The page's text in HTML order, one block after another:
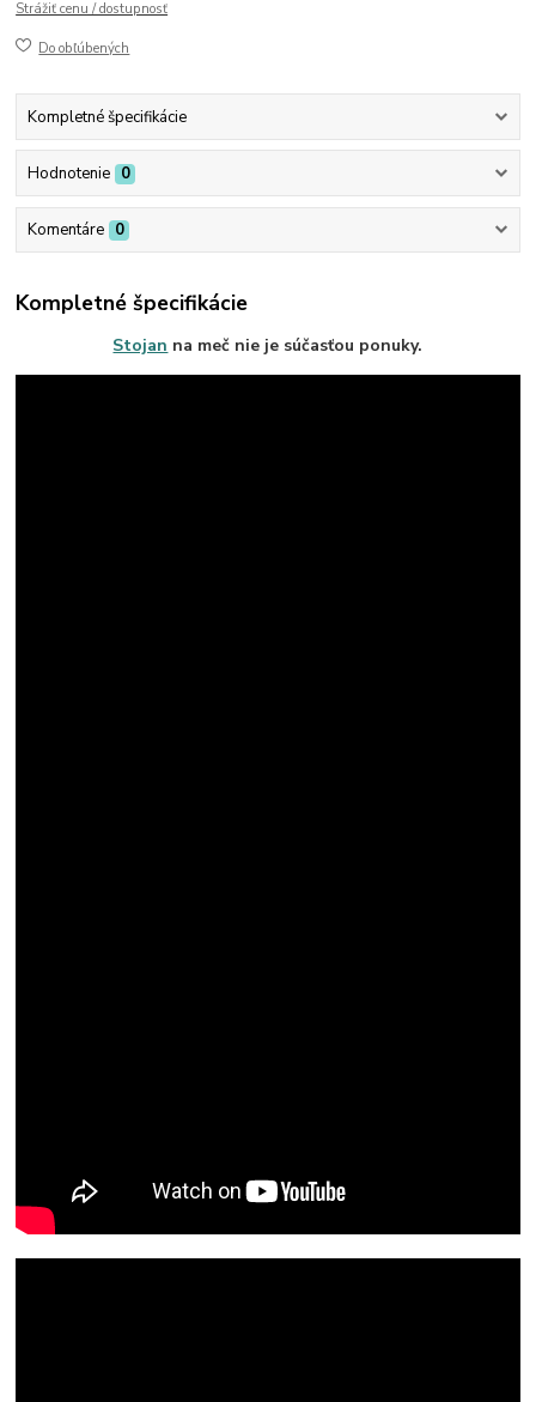
Strážiť cenu / dostupnosť
Do obľúbených
Kompletné špecifikácie
Hodnotenie 0
Komentáre 0
Kompletné špecifikácie
Stojan na meč nie je súčasťou ponuky.